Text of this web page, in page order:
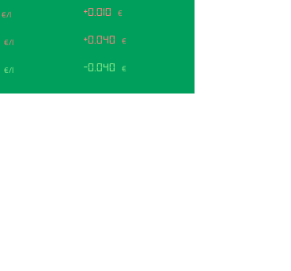
€/l +0.010 €
€/l +0.040 €
€/l -0.040 €